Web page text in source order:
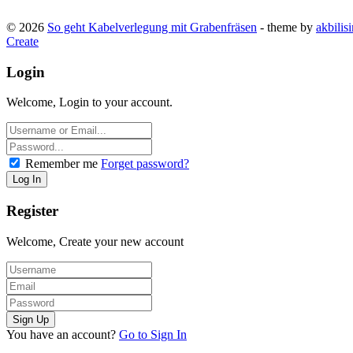
© 2026 So geht Kabelverlegung mit Grabenfräsen - theme by
Create
Login
Welcome, Login to your account.
Remember me Forget password?
Register
Welcome, Create your new account
You have an account? Go to Sign In